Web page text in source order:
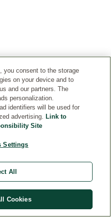
you consent to the storage
on your device and to
and our partners. The
personalization.
identifiers will be used for
advertising. Link to
Site
Settings
All
Cookies